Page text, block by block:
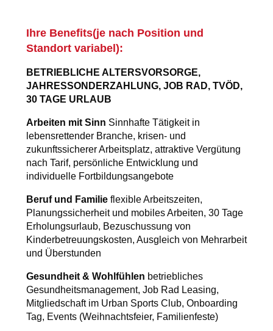
Ihre Benefits(je nach Position und
Standort variabel):
BETRIEBLICHE ALTERSVORSORGE,
JAHRESSONDERZAHLUNG, JOB RAD, TVÖD,
30 TAGE URLAUB
Arbeiten mit Sinn Sinnhafte Tätigkeit in
lebensrettender Branche, krisen- und
zukunftssicherer Arbeitsplatz, attraktive Vergütung
nach Tarif, persönliche Entwicklung und
individuelle Fortbildungsangebote
Beruf und Familieflexible Arbeitszeiten,
Planungssicherheit und mobiles Arbeiten, 30 Tage
Erholungsurlaub, Bezuschussung von
Kinderbetreuungskosten, Ausgleich von Mehrarbeit
und Überstunden
Gesundheit & Wohlfühlen betriebliches
Gesundheitsmanagement, Job Rad Leasing,
Mitgliedschaft im Urban Sports Club, Onboarding
Tag, Events (Weihnachtsfeier, Familienfeste)